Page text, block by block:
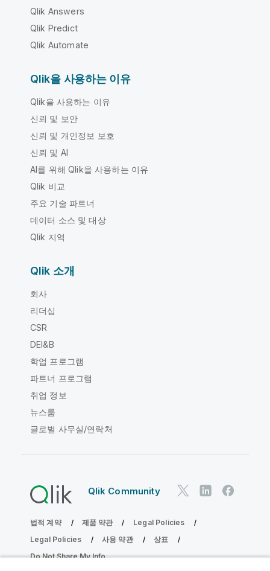
Qlik Answers
Qlik Predict
Qlik Automate
Qlik을 사용하는 이유
Qlik을 사용하는 이유
신뢰 및 보안
신뢰 및 개인정보 보호
신뢰 및 AI
AI를 위해 Qlik을 사용하는 이유
Qlik 비교
주요 기술 파트너
데이터 소스 및 대상
Qlik 지역
Qlik 소개
회사
리더십
CSR
DEI&B
학업 프로그램
파트너 프로그램
취업 정보
뉴스룸
글로벌 사무실/연락처
Qlik Community
법적 계약 제품 약관
Legal Policies
Legal Policies
사용 약관
상표
Do Not Share My Info